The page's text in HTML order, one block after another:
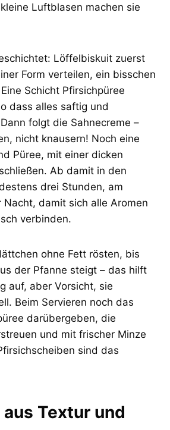
Luftblasen machen sie
Löffelbiskuit zuerst
Form verteilen, ein bisschen
Schicht Pfirsichpüree
dass alles saftig und
folgt die Sahnecreme –
nicht knausern! Noch eine
Püree, mit einer dicken
Ab damit in den
drei Stunden, am
damit sich alle Aromen
verbinden.
ohne Fett rösten, bis
der Pfanne steigt – das hilft
auf, aber Vorsicht, sie
Beim Servieren noch das
darübergeben, die
und mit frischer Minze
sind das
Textur und